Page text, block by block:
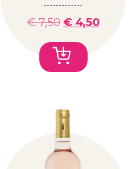
€7,50 € 4,50